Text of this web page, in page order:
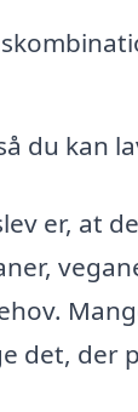
du kan
er, at
det, der